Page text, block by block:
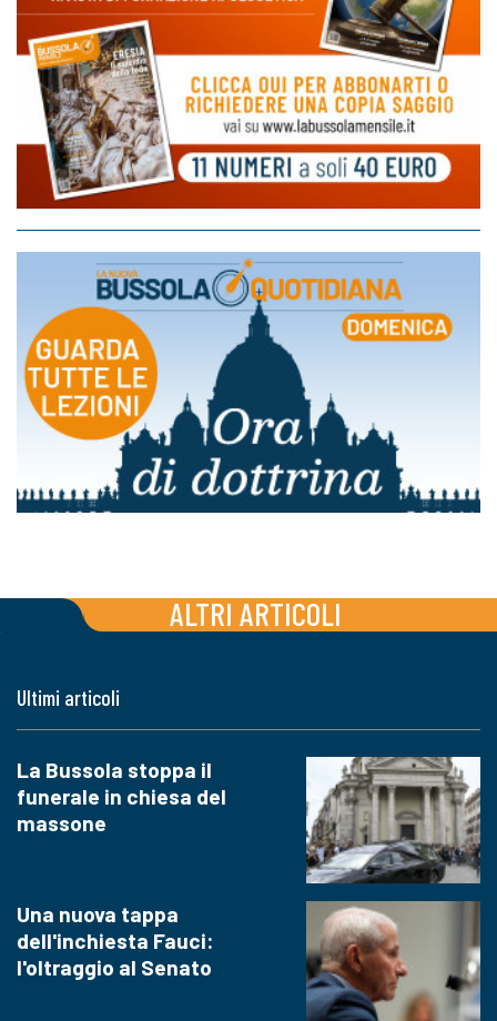
ALTRI ARTICOLI
Ultimi articoli
La Bussola stoppa il
funerale in chiesa del
massone
Una nuova tappa
dell'inchiesta Fauci:
l'oltraggio al Senato